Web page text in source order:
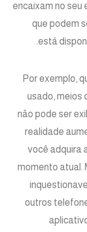
encaixam no seu
que podem
está
Por exemplo,
usado, meios
não pode ser
realidade
você adquira
momento atual.
outros